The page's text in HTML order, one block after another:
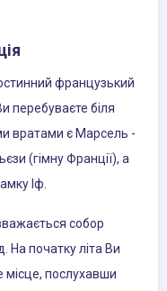
французький
перебуваєте біля
вратами є Марсель -
(гімну Франції), а
Іф.
собор
початку літа Ви
місце, послухавши